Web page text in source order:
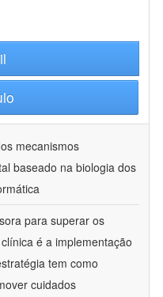
mecanismos
baseado na biologia dos
para superar os
é a implementação
tem como
cuidados